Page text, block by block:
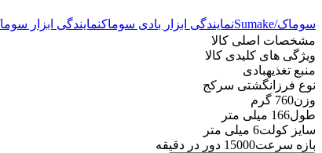
سوماک/Sumake نمایندگی ابزار بادی سوماکنمایندگی ابزار
مشخصات اصلی کالا
ویژگی های کلیدی کالا
منبع تغذیهبادی
نوع فرز انگشتی سرکج
وزن760 گرم
طول166 میلی متر
سایز کولت6 میلی متر
بازه سرعت15000 دور در دقیقه